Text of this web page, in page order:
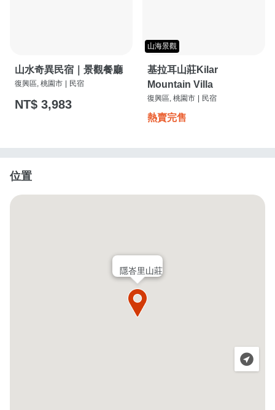
山水奇異民宿｜景觀餐廳
復興區, 桃園市 民宿
NT$ 3,983
山海景觀
基拉耳山莊Kilar
Mountain Villa
復興區, 桃園市 民宿
熱賣完售
位置
隱峇里山莊